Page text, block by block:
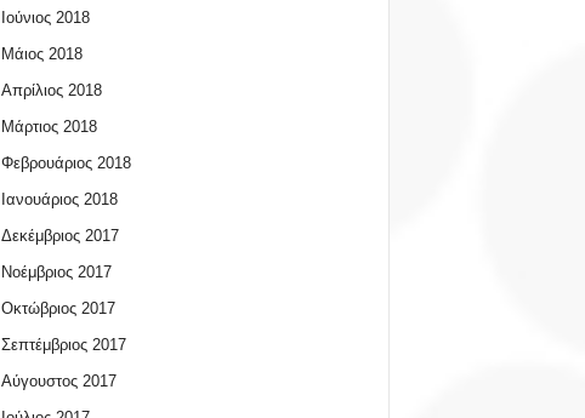
Ιούνιος 2018
Μάιος 2018
Απρίλιος 2018
Μάρτιος 2018
Φεβρουάριος 2018
Ιανουάριος 2018
Δεκέμβριος 2017
Νοέμβριος 2017
Οκτώβριος 2017
Σεπτέμβριος 2017
Αύγουστος 2017